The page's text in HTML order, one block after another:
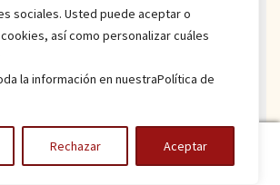
sociales. Usted puede aceptar o
así como personalizar cuáles
la información en nuestraPolítica de
Rechazar Aceptar